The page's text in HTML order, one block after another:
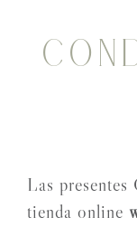
Las
tienda online